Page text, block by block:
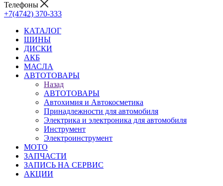
Телефоны
+7(4742) 370-333
КАТАЛОГ
ШИНЫ
ДИСКИ
АКБ
МАСЛА
АВТОТОВАРЫ
Назад
АВТОТОВАРЫ
Автохимия и Автокосметика
Принадлежности для автомобиля
Электрика и электроника для автомобиля
Инструмент
Электроинструмент
МОТО
ЗАПЧАСТИ
ЗАПИСЬ НА СЕРВИС
АКЦИИ